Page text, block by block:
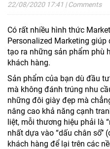
22/08/202017:41 | Comments
Có rất nhiều hình thức
Personalized Marketing
tạo ra những sản phẩm phù
khách hàng.
Sản phẩm của bạn dù đầu
mà không đánh trúng nhu
những đôi giày đẹp mà
nâng cao khả năng cạnh
liệt, mỗi thương hiệu phải là
nhất dựa vào “dấu chân
khách hàng để lại trên các